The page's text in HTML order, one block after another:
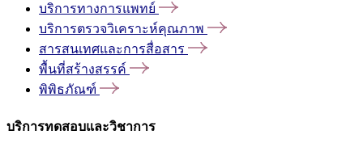
บริการทางการแพทย์
บริการตรวจวิเคราะห์คุณภาพ
สารสนเทศและการสื่อสาร
พื้นที่สร้างสรรค์
พิพิธภัณฑ์
บริการทดสอบและวิชาการ